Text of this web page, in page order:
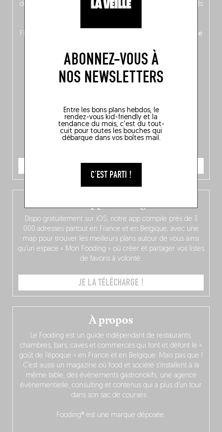
ABONNEZ-VOUS À
NOS NEWSLETTERS
Entre les bons plans hebdos, le
rendez-vous kid-friendly et la
tendance du mois, c'est du tout-
cuit pour toutes les bouches qui
débarque dans vos boîtes mail.
C'EST PARTI !
découvrez
une partie mag « Nord-Zuid »
qui met les pieds
Flandre, à Bruxelles et en Wallonie, ainsi qu’
un palmarès de
JE COMMANDE
À propos
Le Fooding est un guide indépendant de restaurants,
chambres, bars, caves et commerces qui font et défont le «
goût de l’époque » en France et en Belgique. Mais pas que !
C’est aussi un magazine où food et société s’installent à la
même table, des événements gastronokifs, une agence
événementielle, consulting et contenus qui a plus d’un tour
dans son sac de courses…
Fooding® est une marque déposée.
Dispo gratuitement sur iOS, notre app compile près de 3
000 adresses partout en France et en Belgique, avec une
map pour trouver les meilleurs plans autour de vous ainsi
qu’un espace « Mon Fooding » où créer et partager vos listes
de favoris à volonté.
JE LA TÉLÉCHARGE !